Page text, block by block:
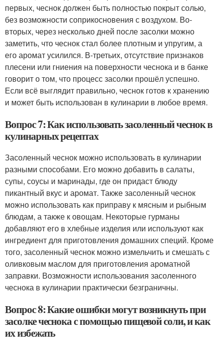
первых, чеснок должен быть полностью покрыт солью,
без возможности соприкосновения с воздухом. Во-
вторых, через несколько дней после засолки можно
заметить, что чеснок стал более плотным и упругим, а
его аромат усилился. В-третьих, отсутствие признаков
плесени или гниения на поверхности чеснока и в банке
говорит о том, что процесс засолки прошёл успешно.
Если всё выглядит правильно, чеснок готов к хранению
и может быть использован в кулинарии в любое время.
Вопрос 7: Как использовать засоленный чеснок в
кулинарных рецептах
Засоленный чеснок можно использовать в кулинарии
разными способами. Его можно добавить в салаты,
супы, соусы и маринады, где он придаст блюду
пикантный вкус и аромат. Также засоленный чеснок
можно использовать как приправу к мясным и рыбным
блюдам, а также к овощам. Некоторые гурманы
добавляют его в хлебные изделия или используют как
ингредиент для приготовления домашних специй. Кроме
того, засоленный чеснок можно измельчить и смешать с
оливковым маслом для приготовления ароматной
заправки. Возможности использования засоленного
чеснока в кулинарии практически безграничны.
Вопрос 8: Какие ошибки могут возникнуть при
засолке чеснока с помощью пищевой соли, и как
их избежать